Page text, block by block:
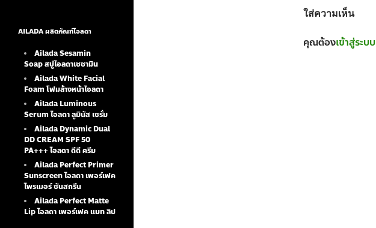
ใส่ความเห็น
คุณต้องเข้าสู่ระบบ
AILADA ผลิตภัณฑ์ไอลดา
Ailada Sesamin
Soapสบู่ไอลดาเซซามิน
Ailada White Facial
Foamโฟมล้างหน้าไอลดา
Ailada Luminous
Serumไอลดา ลูมินัส เซรั่ม
Ailada Dynamic Dual
DD CREAM SPF 50
PA+++ ไอลดา ดีดี ครีม
Ailada Perfect Primer
Sunscreen ไอลดา เพอร์เฟค
ไพรเมอร์ ซันสกรีน
Ailada Perfect Matte
Lip ไอลดา เพอร์เฟค แมท ลิป